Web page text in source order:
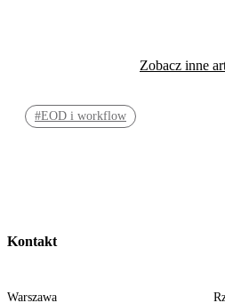
Zobacz inne
#EOD i workflow
Kontakt
Warszawa